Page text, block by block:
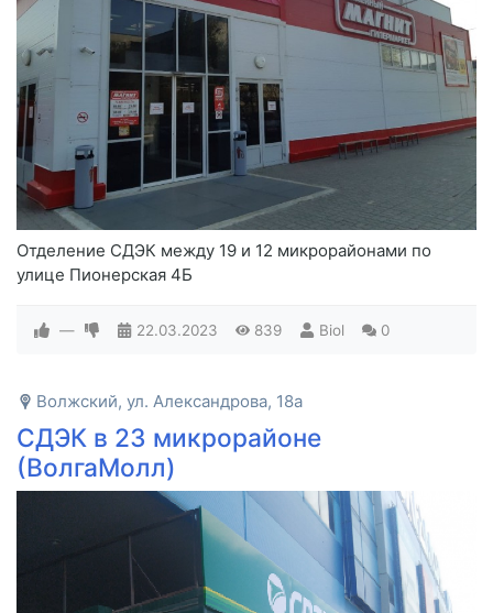
Отделение СДЭК между 19 и 12 микрорайонами по
улице Пионерская 4Б
— 22.03.2023 839 Biol 0
Волжский, ул. Александрова, 18а
СДЭК в 23 микрорайоне
(ВолгаМолл)